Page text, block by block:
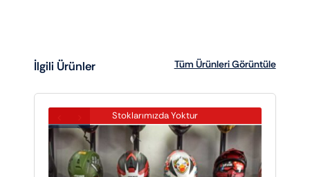
İlgili Ürünler Tüm Ürünleri Görüntüle
Stoklarımızda Yoktur